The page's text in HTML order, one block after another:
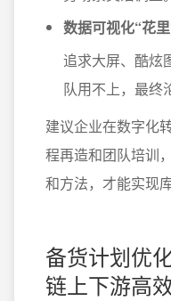
数据可视化“花
追求大屏、酷炫
队用不上，最终
建议企业在数字化
程再造和团队培训
和方法，才能实现
备货计划优
链上下游高